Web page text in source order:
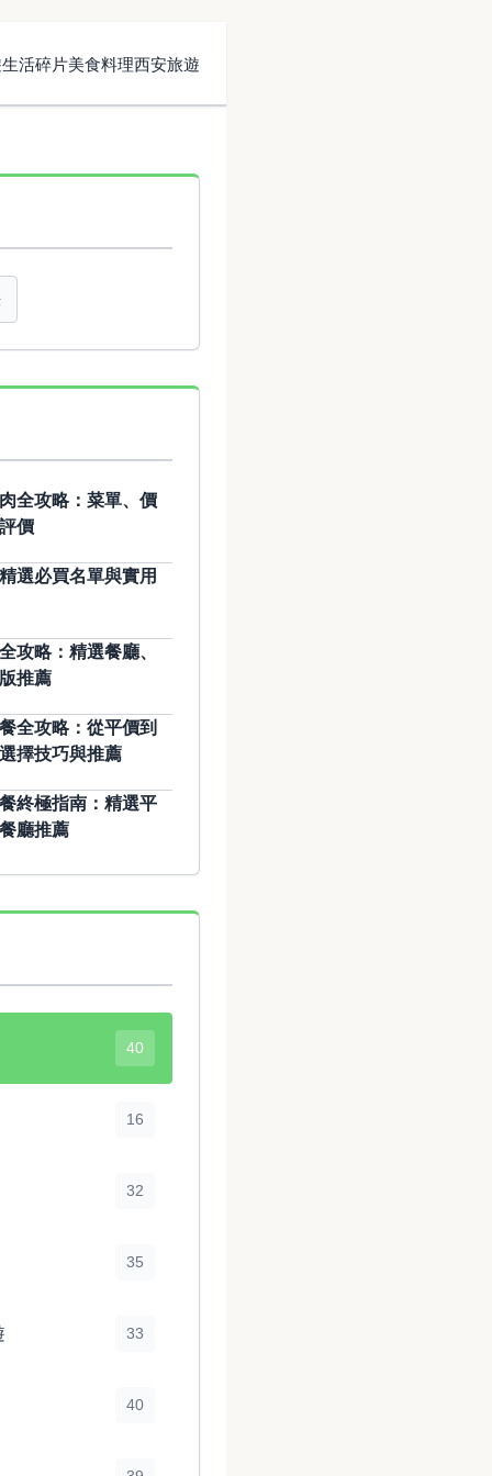
生活碎片美食料理西安旅遊
全攻略：菜單、價
價
選必買名單與實用
攻略：精選餐廳、
推薦
全攻略：從平價到
擇技巧與推薦
終極指南：精選平
廳推薦
40
16
32
35
33
40